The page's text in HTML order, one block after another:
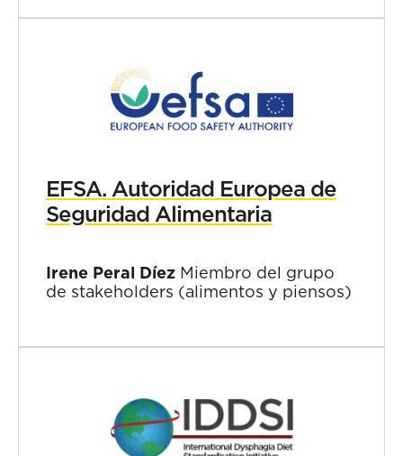
EFSA. Autoridad Europea de
Seguridad Alimentaria
Irene Peral Díez Miembro del grupo
de stakeholders (alimentos y piensos)